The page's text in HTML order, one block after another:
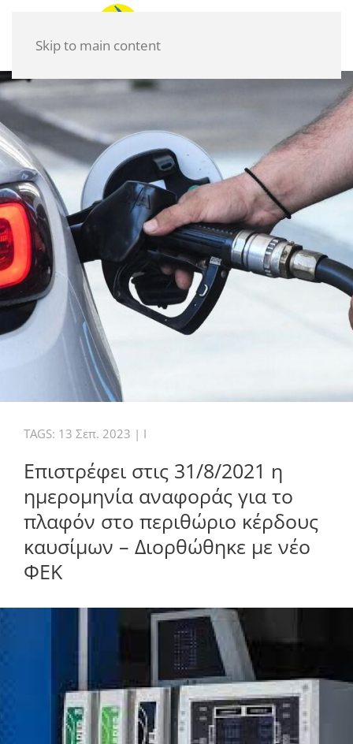
Skip to main content
TAGS: 13 Σεπ. 2023 | I
Επιστρέφει στις 31/8/2021 η
ημερομηνία αναφοράς για το
πλαφόν στο περιθώριο κέρδους
καυσίμων – Διορθώθηκε με νέο
ΦΕΚ